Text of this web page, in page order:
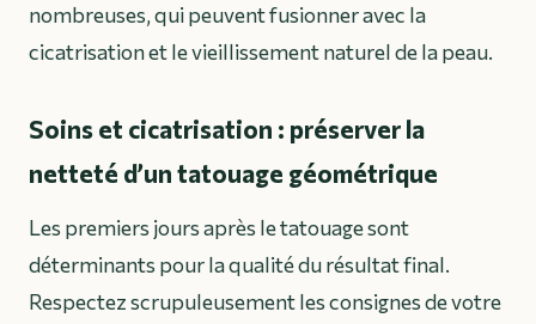
nombreuses, qui peuvent fusionner avec la
cicatrisation et le vieillissement naturel de la peau.
Soins et cicatrisation : préserver la
netteté d’un tatouage géométrique
Les premiers jours après le tatouage sont
déterminants pour la qualité du résultat final.
Respectez scrupuleusement les consignes de votre